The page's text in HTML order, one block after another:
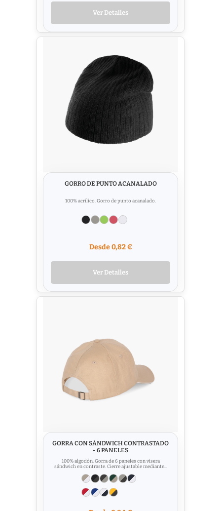
Ver Detalles
GORRO DE PUNTO ACANALADO
100% acrílico. Gorro de punto acanalado.
Desde 0,82 €
Ver Detalles
GORRA CON SÁNDWICH CONTRASTADO
- 6 PANELES
100% algodón. Gorra de 6 paneles con visera
sándwich en contraste. Cierre ajustable mediante...